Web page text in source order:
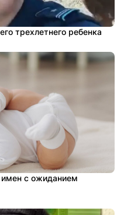
трехлетнего ребенка
имен с ожиданием